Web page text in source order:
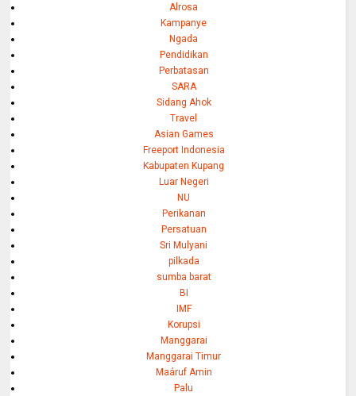
Alrosa
Kampanye
Ngada
Pendidikan
Perbatasan
SARA
Sidang Ahok
Travel
Asian Games
Freeport Indonesia
Kabupaten Kupang
Luar Negeri
NU
Perikanan
Persatuan
Sri Mulyani
pilkada
sumba barat
BI
IMF
Korupsi
Manggarai
Manggarai Timur
Maáruf Amin
Palu